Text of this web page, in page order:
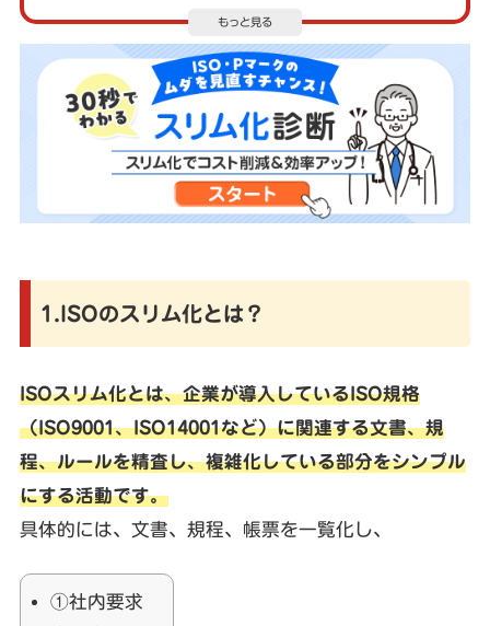
もっと見る
1.ISOのスリム化とは？
ISOスリム化とは、企業が導入しているISO規格
（ISO9001、ISO14001など）に関連する文書、規
程、ルールを精査し、複雑化している部分をシンプル
にする活動です。
具体的には、文書、規程、帳票を一覧化し、
①社内要求